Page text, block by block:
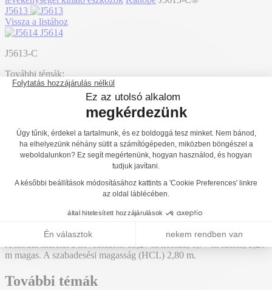
J5613
Vissza a listához
J5614
J5613-C
További témák:
Hozzáadás az árajánlathoz
Többjátékos eszköz csúszdákkal, emelt játszóházzal
és egyensúlyozó pályával fahatású színben - J5613-
C®
C®. Ez a modul 3 év-ről érhető el. Legfeljebb 40 játékos
A modul méretei a következők: 13,27 m hosszú, 8,77 m széles, 3,20
m magas. A szabadesési magasság (HCL) 2,80 m.
További témák